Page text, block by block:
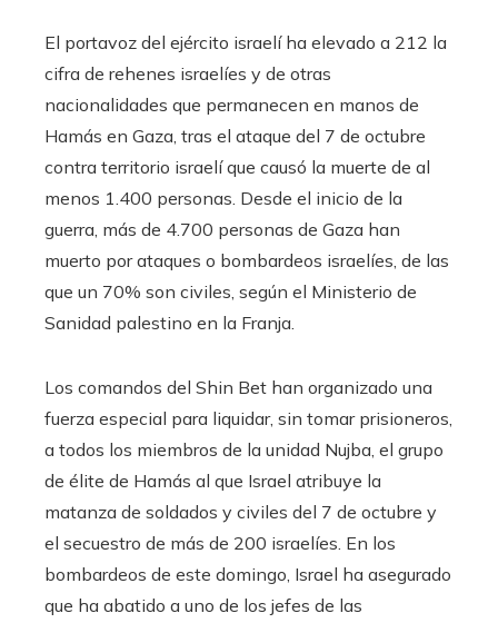
El portavoz del ejército israelí ha elevado a 212 la
cifra de rehenes israelíes y de otras
nacionalidades que permanecen en manos de
Hamás en Gaza, tras el ataque del 7 de octubre
contra territorio israelí que causó la muerte de al
menos 1.400 personas. Desde el inicio de la
guerra, más de 4.700 personas de Gaza han
muerto por ataques o bombardeos israelíes, de las
que un 70% son civiles, según el Ministerio de
Sanidad palestino en la Franja.
Los comandos del Shin Bet han organizado una
fuerza especial para liquidar, sin tomar prisioneros,
a todos los miembros de la unidad Nujba, el grupo
de élite de Hamás al que Israel atribuye la
matanza de soldados y civiles del 7 de octubre y
el secuestro de más de 200 israelíes. En los
bombardeos de este domingo, Israel ha asegurado
que ha abatido a uno de los jefes de las